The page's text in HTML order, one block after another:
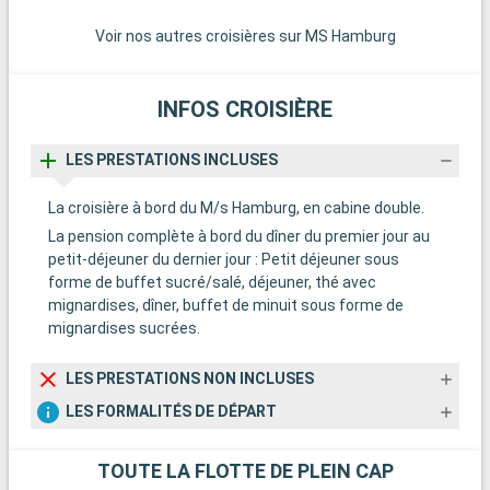
Voir nos autres croisières sur MS Hamburg
INFOS CROISIÈRE
LES PRESTATIONS INCLUSES
La croisière à bord du M/s Hamburg, en cabine double.
La pension complète à bord du dîner du premier jour au
petit-déjeuner du dernier jour : Petit déjeuner sous
forme de buffet sucré/salé, déjeuner, thé avec
mignardises, dîner, buffet de minuit sous forme de
mignardises sucrées.
LES PRESTATIONS NON INCLUSES
LES FORMALITÉS DE DÉPART
TOUTE LA FLOTTE DE PLEIN CAP